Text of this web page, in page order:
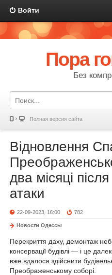
Войти
Пора
Без
Полная версия сайта
Відновлення
два місяці
атаки
22-09-2023, 16:00 782
Новости Одессы
Перекриття даху, демонтаж
консервації будівлі — і це
вже вдалося здійснити
Преображенському соборі.